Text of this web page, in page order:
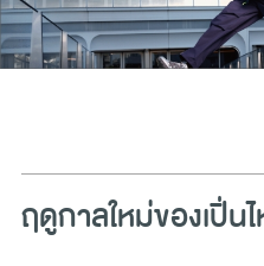
ฤดูกาลใหม่ของเปิ่น